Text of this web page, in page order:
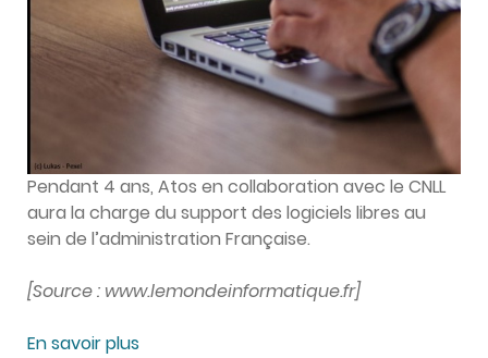
Pendant 4 ans, Atos en collaboration avec le CNLL
aura la charge du support des logiciels libres au
sein de l’administration Française.
[Source : www.lemondeinformatique.fr]
En savoir plus